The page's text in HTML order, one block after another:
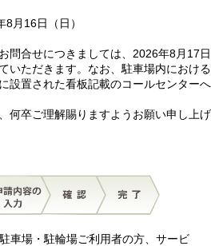
月16日（日）
問合せにつきましては、2026年8月17日
いただきます。なお、駐車場内における
設置された看板記載のコールセンターへ
何卒ご理解賜りますようお願い申し上げ
車場・駐輪場ご利用者の方、サービ